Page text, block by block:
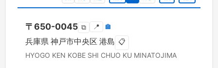
〒650-0045 ⧉ 📍 🏣
兵庫県 神戸市中央区 港島 📋
HYOGO KEN KOBE SHI CHUO KU MINATOJIMA